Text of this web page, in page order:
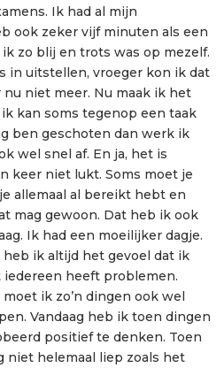
Ik had al mijn
ook zeker vijf minuten als een
zo blij en trots was op mezelf.
in uitstellen, vroeger kon ik dat
niet meer. Nu maak ik het
kan soms tegenop een taak
ben geschoten dan werk ik
wel snel af. En ja, het is
keer niet lukt. Soms moet je
allemaal al bereikt hebt en
mag gewoon. Dat heb ik ook
Ik had een moeilijker dagje.
heb ik altijd het gevoel dat ik
heeft problemen.
ik zo’n dingen ook wel
Vandaag heb ik toen dingen
positief te denken. Toen
niet helemaal liep zoals het